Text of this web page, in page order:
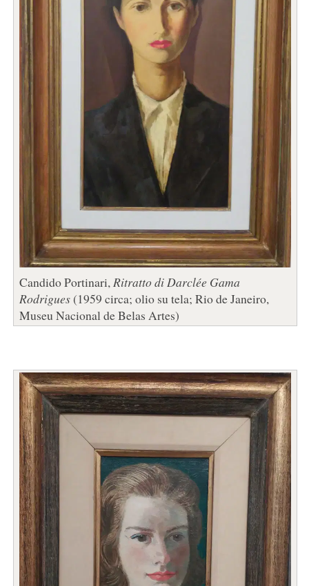
Candido Portinari,Ritratto di Darclée Gama
Rodrigues(1959 circa; olio su tela; Rio de Janeiro,
Museu Nacional de Belas Artes)